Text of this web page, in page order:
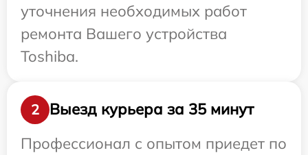
уточнения необходимых работ
ремонта Вашего устройства
Toshiba.
2
Выезд курьера за 35 минут
Профессионал с опытом приедет по